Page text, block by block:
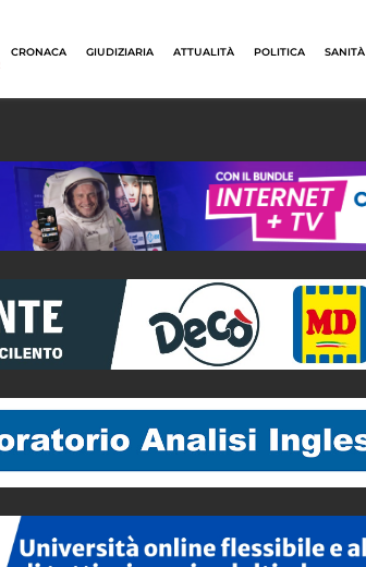
CRONACA GIUDIZIARIA ATTUALITÀ POLITICA SANITÀ